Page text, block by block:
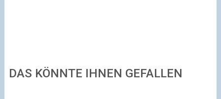
DAS KÖNNTE IHNEN GEFALLEN